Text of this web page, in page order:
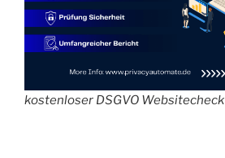
kostenloser DSGVO Websitecheck